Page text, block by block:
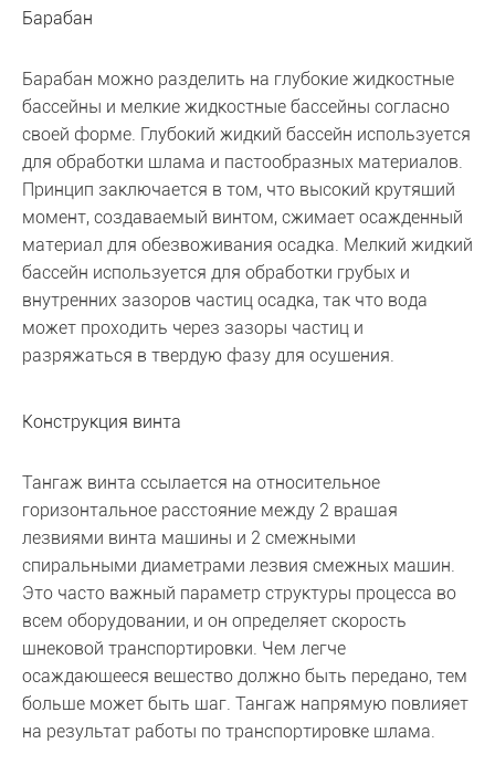
Барабан
Барабан можно разделить на глубокие жидкостные
бассейны и мелкие жидкостные бассейны согласно
своей форме. Глубокий жидкий бассейн используется
для обработки шлама и пастообразных материалов.
Принцип заключается в том, что высокий крутящий
момент, создаваемый винтом, сжимает осажденный
материал для обезвоживания осадка. Мелкий жидкий
бассейн используется для обработки грубых и
внутренних зазоров частиц осадка, так что вода
может проходить через зазоры частиц и
разряжаться в твердую фазу для осушения.
Конструкция винта
Тангаж винта ссылается на относительное
горизонтальное расстояние между 2 вращая
лезвиями винта машины и 2 смежными
спиральными диаметрами лезвия смежных машин.
Это часто важный параметр структуры процесса во
всем оборудовании, и он определяет скорость
шнековой транспортировки. Чем легче
осаждающееся вещество должно быть передано, тем
больше может быть шаг. Тангаж напрямую повлияет
на результат работы по транспортировке шлама.